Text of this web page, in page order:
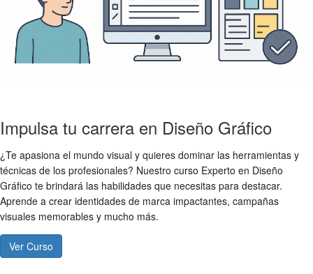
Impulsa tu carrera en Diseño Gráfico
¿Te apasiona el mundo visual y quieres dominar las herramientas y
técnicas de los profesionales? Nuestro curso Experto en Diseño
Gráfico te brindará las habilidades que necesitas para destacar.
Aprende a crear identidades de marca impactantes, campañas
visuales memorables y mucho más.
Ver Curso